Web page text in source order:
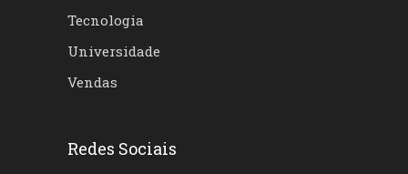
Tecnologia
Universidade
Vendas
Redes Sociais